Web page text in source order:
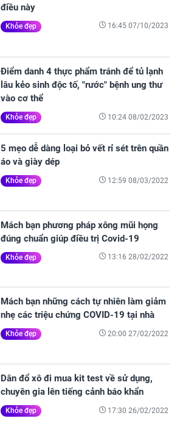
điều này
Khỏe đẹp 16:45 07/10/2023
Điểm danh 4 thực phẩm tránh để tủ lạnh
lâu kẻo sinh độc tố, "rước" bệnh ung thư
vào cơ thể
Khỏe đẹp 10:24 08/02/2023
5 mẹo dễ dàng loại bỏ vết rỉ sét trên quần
áo và giày dép
Khỏe đẹp 12:59 08/03/2022
Mách bạn phương pháp xông mũi họng
đúng chuẩn giúp điều trị Covid-19
Khỏe đẹp 13:16 28/02/2022
Mách bạn những cách tự nhiên làm giảm
nhẹ các triệu chứng COVID-19 tại nhà
Khỏe đẹp 20:00 27/02/2022
Dân đổ xô đi mua kit test về sử dụng,
chuyên gia lên tiếng cảnh báo khẩn
Khỏe đẹp 17:30 26/02/2022